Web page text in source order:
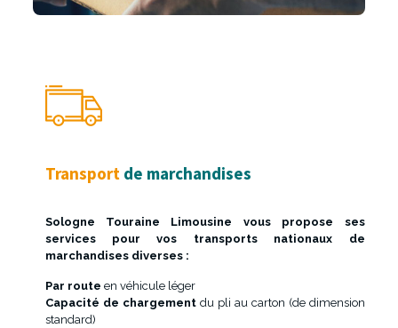
Transportde marchandises
Sologne Touraine Limousine vous propose ses
services pour vos transports nationaux de
marchandises diverses :
Par route en véhicule léger
Capacité de chargementdu pli au carton (de dimension
standard)